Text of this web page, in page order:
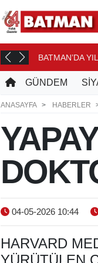
BATMAN’DA
GÜNDEM
ANASAYFA HABERLER
04-05-2026 10:44
HARVARD
YÜRÜTÜLEN